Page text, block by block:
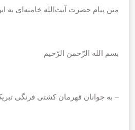
متن پیام حضرت آیت‌الله خامنه‌ای
بسم الله الرّحمن الرّحیم
– به جوانان قهرمان کشتی فرنگی